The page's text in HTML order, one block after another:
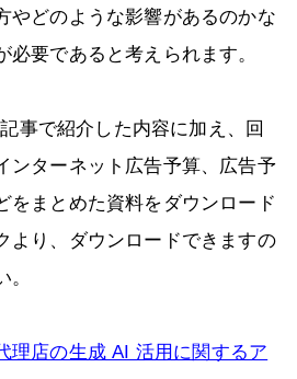
やどのような影響があるのかな
必要であると考えられます。
事で紹介した内容に加え、回
ンターネット広告予算、広告予
をまとめた資料をダウンロード
より、ダウンロードできますの
理店の生成 AI 活用に関するア